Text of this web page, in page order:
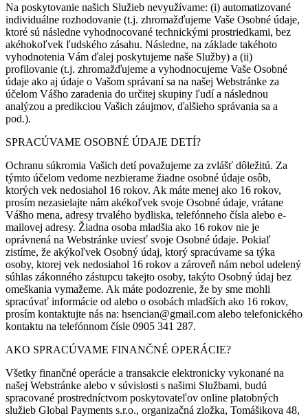
Na poskytovanie našich Služieb nevyužívame: (i) automatizované
individuálne rozhodovanie (t.j. zhromažďujeme Vaše Osobné údaje,
ktoré sú následne vyhodnocované technickými prostriedkami, bez
akéhokoľvek ľudského zásahu. Následne, na základe takéhoto
vyhodnotenia Vám ďalej poskytujeme naše Služby) a (ii)
profilovanie (t.j. zhromažďujeme a vyhodnocujeme Vaše Osobné
údaje ako aj údaje o Vašom správaní sa na našej Webstránke za
účelom Vášho zaradenia do určitej skupiny ľudí a následnou
analýzou a predikciou Vašich záujmov, ďalšieho správania sa a
pod.).
SPRACÚVAME OSOBNÉ ÚDAJE DETÍ?
Ochranu súkromia Vašich detí považujeme za zvlášť dôležitú. Za
týmto účelom vedome nezbierame žiadne osobné údaje osôb,
ktorých vek nedosiahol 16 rokov. Ak máte menej ako 16 rokov,
prosím nezasielajte nám akékoľvek svoje Osobné údaje, vrátane
Vášho mena, adresy trvalého bydliska, telefónneho čísla alebo e-
mailovej adresy. Žiadna osoba mladšia ako 16 rokov nie je
oprávnená na Webstránke uviesť svoje Osobné údaje. Pokiaľ
zistíme, že akýkoľvek Osobný údaj, ktorý spracúvame sa týka
osoby, ktorej vek nedosiahol 16 rokov a zároveň nám nebol udelený
súhlas zákonného zástupcu takejto osoby, takýto Osobný údaj bez
omeškania vymažeme. Ak máte podozrenie, že by sme mohli
spracúvať informácie od alebo o osobách mladších ako 16 rokov,
prosím kontaktujte nás na: hsencian@gmail.com alebo telefonického
kontaktu na telefónnom čísle 0905 341 287.
AKO SPRACÚVAME FINANČNÉ OPERÁCIE?
Všetky finančné operácie a transakcie elektronicky vykonané na
našej Webstránke alebo v súvislosti s našimi Službami, budú
spracované prostredníctvom poskytovateľov online platobných
služieb Global Payments s.r.o., organizačná zložka, Tomášikova 48,